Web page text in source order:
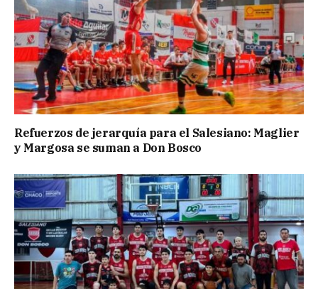
Refuerzos de jerarquía para el Salesiano: Maglier
y Margosa se suman a Don Bosco